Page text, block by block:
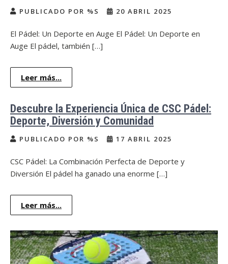
PUBLICADO POR %S 20 ABRIL 2025
El Pádel: Un Deporte en Auge El Pádel: Un Deporte en
Auge El pádel, también […]
Leer más...
Descubre la Experiencia Única de CSC Pádel:
Deporte, Diversión y Comunidad
PUBLICADO POR %S 17 ABRIL 2025
CSC Pádel: La Combinación Perfecta de Deporte y
Diversión El pádel ha ganado una enorme […]
Leer más...